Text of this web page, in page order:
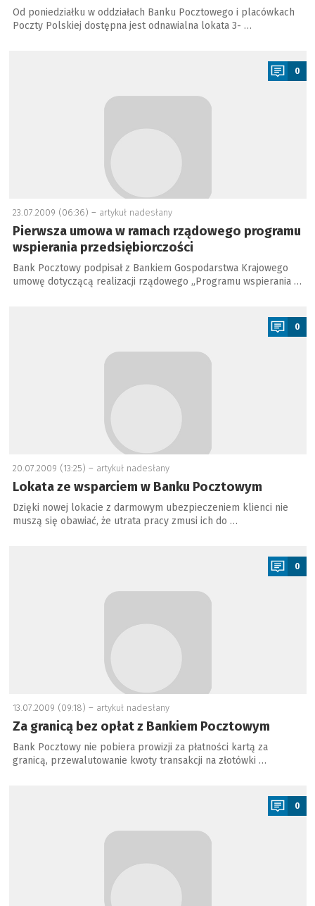
Od poniedziałku w oddziałach Banku Pocztowego i placówkach
Poczty Polskiej dostępna jest odnawialna lokata 3- …
0
23.07.2009 (06:36) – artykuł nadesłany
Pierwsza umowa w ramach rządowego programu
wspierania przedsiębiorczości
Bank Pocztowy podpisał z Bankiem Gospodarstwa Krajowego
umowę dotyczącą realizacji rządowego „Programu wspierania …
0
20.07.2009 (13:25) – artykuł nadesłany
Lokata ze wsparciem w Banku Pocztowym
Dzięki nowej lokacie z darmowym ubezpieczeniem klienci nie
muszą się obawiać, że utrata pracy zmusi ich do …
0
13.07.2009 (09:18) – artykuł nadesłany
Za granicą bez opłat z Bankiem Pocztowym
Bank Pocztowy nie pobiera prowizji za płatności kartą za
granicą, przewalutowanie kwoty transakcji na złotówki …
0